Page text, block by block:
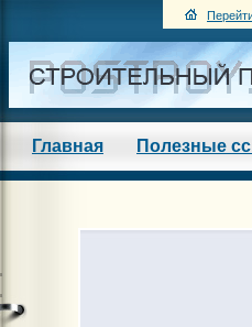
Главная Полезные